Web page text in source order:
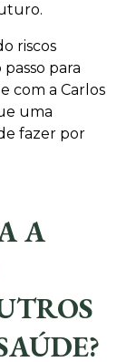
riscos
para
com a Carlos
uma
fazer por
A